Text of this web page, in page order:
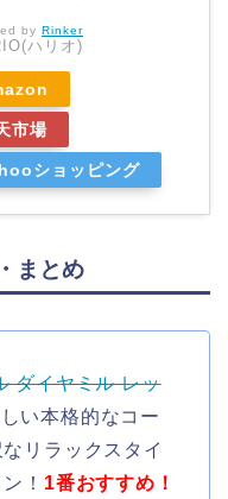
by Rinker
ハリオ)
市場
ショッピング
まとめ
ダイヤミル レッ
い本格的なコー
リラックスタイ
！ 1番おすすめ！